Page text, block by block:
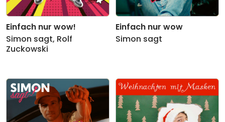
Einfach nur wow!
Simon sagt, Rolf
Zuckowski
Einfach nur wow
Simon sagt